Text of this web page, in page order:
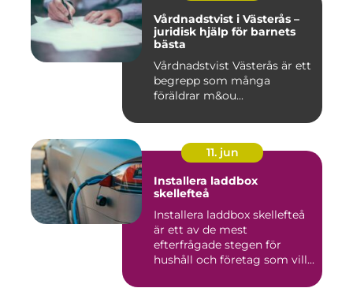
Vårdnadstvist i Västerås –
juridisk hjälp för barnets
bästa
Vårdnadstvist Västerås är ett
begrepp som många
föräldrar m&ou...
11. jun
Installera laddbox
skellefteå
Installera laddbox skellefteå
är ett av de mest
efterfrågade stegen för
hushåll och företag som vill...